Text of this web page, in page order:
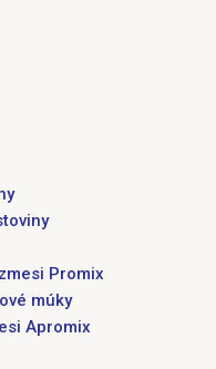
Promix
múky
Apromix